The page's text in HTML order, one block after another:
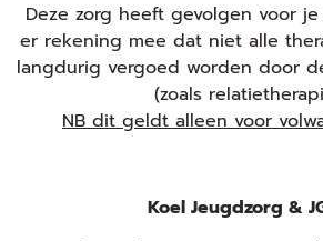
Deze zorg heeft gevolgen voor
er rekening mee dat niet alle
langdurig vergoed worden door
(zoals
NB dit geldt alleen voor
Koel Jeugdzorg &